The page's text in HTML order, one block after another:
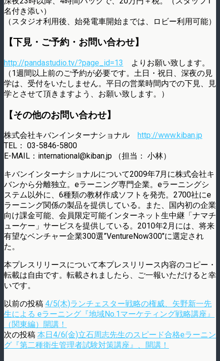
名付き添い）
（スタジオ利用後、始発電車開始までは、ロビー利用可能）
【下見・ご予約・お問い合わせ】
http://pandastudio.tv/?page_id=13
よりお願い致します。
（1週間以上前のご予約が必要です。土日・祝日、深夜の見
学は、受付をいたしません。平日の営業時間内での下見、見
学とさせて頂きますよう、お願い致します。）
【その他のお問い合わせ】
株式会社キバンインターナショナル
http://www.kiban.jp
TEL： 03-5846-5800
E-MAIL：international@kiban.jp （担当： 小林）
キバンインターナショナルについて2009年7月に株式会社キ
バンから分離独立。eラーニング専門企業。eラーニングシ
ステム以外に、6種類の教材作成ソフトを発売。2700社にe
ラーニング関係の製品を提供している。また、国内初の企業
向け課金可能、会員限定可能インターネット生中継「ナマチ
ューケー」サービスを提供している。2010年2月には、将来
有望なベンチャー企業300選”VentureNow300″に選定され
た。
本プレスリリースについて本プレスリリース内容のコピー・
転載は自由です。転載されましたら、ご一報いただけると幸
いです。
以前の投稿 4/5(木)ランチェスター戦略の権威、矢野新一先
生による eラーニング『地域No.1マーケティング戦略講座』
（関東編）開講！
次の投稿 本日4/6(金)立石周志先生のスピード合格eラーニン
グ『第二種衛生管理者試験対策講座』、開講！